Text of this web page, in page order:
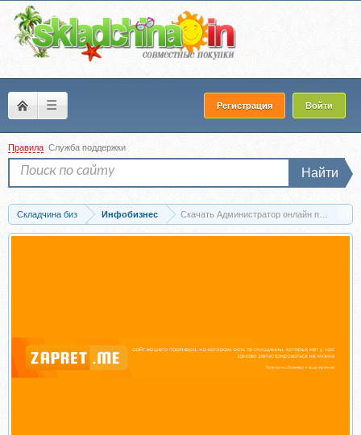
☰ Регистрация Войти
Правила Служба поддержки
Найти
Складчина биз Инфобизнес Скачать Администратор онлайн проектов.